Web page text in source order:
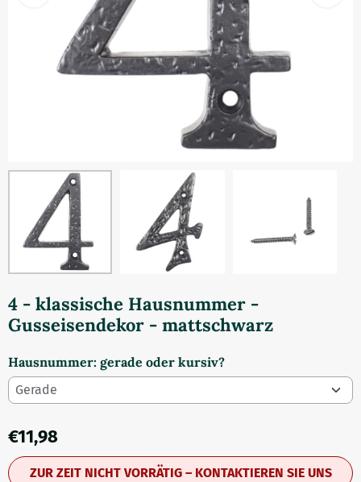
4 - klassische Hausnummer -
Gusseisendekor - mattschwarz
Hausnummer: gerade oder kursiv?
€11,98
ZUR ZEIT NICHT VORRÄTIG – KONTAKTIEREN SIE UNS